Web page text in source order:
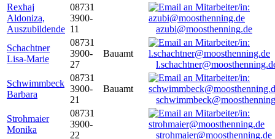
Rexhaj
Aldoniza,
Auszubildende
08731
3900-
11
azubi@moosthenning.de
Schachtner
Lisa-Marie
08731
3900-
27
Bauamt
Schwimmbeck
Barbara
08731
3900-
21
Bauamt
Strohmaier
Monika
08731
3900-
22
strohmaier@moosthenning.de